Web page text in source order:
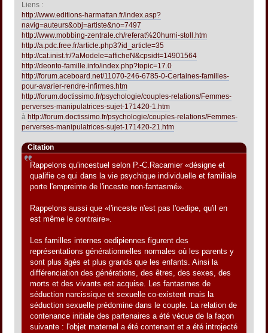
Liens :
http://www.editions-harmattan.fr/index.asp?
navig=auteurs&obj=artiste&no=7497
http://www.mobbing-zentrale.ch/referat%20hurni-stoll.htm
http://a.pdc.free.fr/article.php3?id_article=35
http://cat.inist.fr/?aModele=afficheN&cpsidt=14901564
http://deonto-famille.info/index.php?topic=17.0
http://forum.aceboard.net/11070-246-6785-0-Certaines-familles-
pour-avarier-rendre-infirmes.htm
http://forum.doctissimo.fr/psychologie/couples-relations/Femmes-
perverses-manipulatrices-sujet-171420-1.htm
à http://forum.doctissimo.fr/psychologie/couples-relations/Femmes-
perverses-manipulatrices-sujet-171420-21.htm
Citation
Rappelons qu'incestuel selon P.-C.Racamier «désigne et
qualifie ce qui dans la vie psychique individuelle et familiale
porte l'empreinte de l'inceste non-fantasmé».
Rappelons aussi que «l'inceste n'est pas l'oedipe, qu'il en
est même le contraire».
Les familles internes oedipiennes figurent des
représentations générationnelles normales où les parents y
sont plus âgés et plus grands que les enfants. Ainsi la
différenciation des générations, des êtres, des sexes, des
morts et des vivants est acquise. Les fantasmes de
séduction narcissique et sexuelle co-existent mais la
séduction sexuelle prédomine dans le couple. La relation de
contenance initiale des partenaires a été vécue de la façon
suivante : l'objet maternel a été contenant et a été introjecté